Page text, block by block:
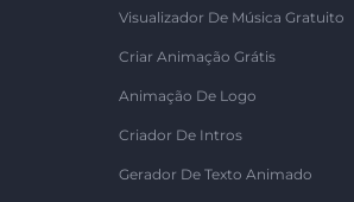
Visualizador De Música Gratuito
Criar Animação Grátis
Animação De Logo
Criador De Intros
Gerador De Texto Animado